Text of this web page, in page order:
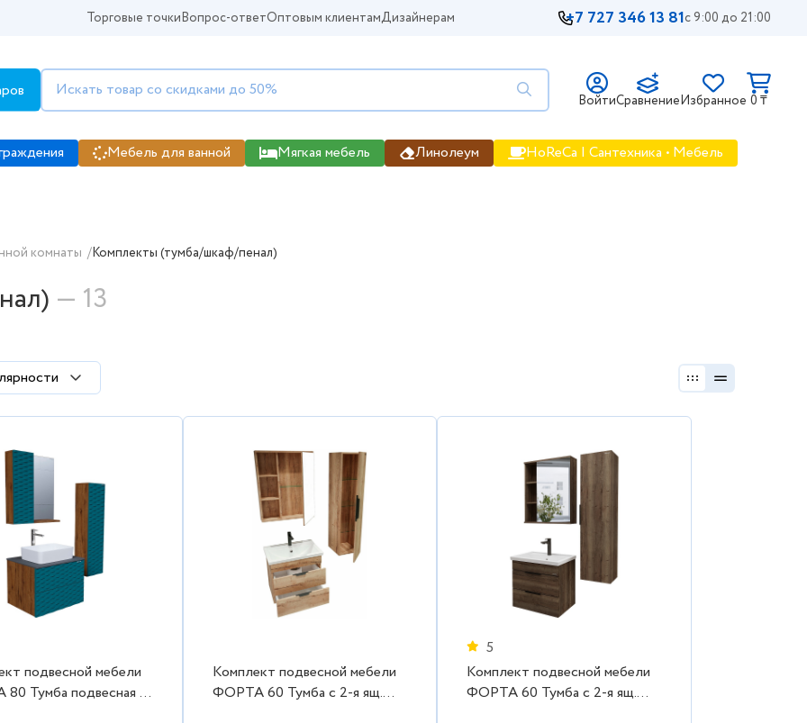
Торговые точкиВопрос-ответОптовым клиентамДизайнерам +7 727 346 13 81с 9:00 до 21:00
ВойтиСравнениеИзбранное 0 ₸
Мебель для ванной Мягкая мебель Линолеум HoReCa | Сантехника • Мебель
в интернет магазине Kabinka.kz размеры и цены, фото,
комнаты /Комплекты (тумба/шкаф/пенал)
— 13
подвесной мебели
Тумба подвесная с
Комплект подвесной мебели
ФОРТА 60 Тумба с 2-я ящ.
5
Комплект подвесной мебели
ФОРТА 60 Тумба с 2-я ящ.